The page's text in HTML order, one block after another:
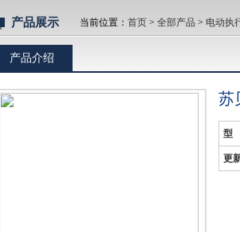
产品展示 当前位置： 首页 > 全部产品 > 电动执
产品介绍
苏
型
更